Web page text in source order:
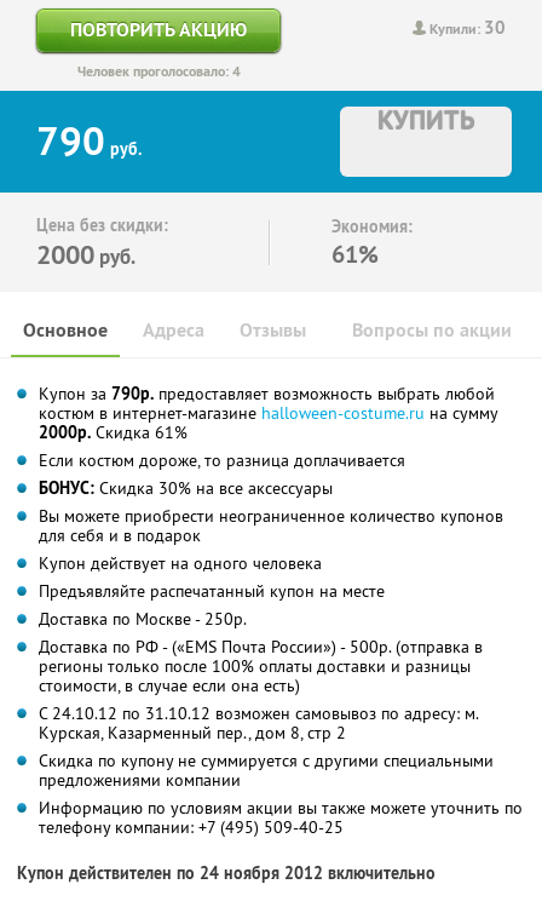
Купили: 30
ПОВТОРИТЬ АКЦИЮ
Человек проголосовало: 4
790 руб.
КУПИТЬ
Цена без скидки:
2000 руб.
Экономия:
61%
Основное Отзывы Вопросы по акции
Адреса
Купон за 790р. предоставляет возможность выбрать любой
костюм в интернет-магазине halloween-costume.ru на сумму
2000р. Скидка 61%
Если костюм дороже, то разница доплачивается
БОНУС: Скидка 30% на все аксессуары
Вы можете приобрести неограниченное количество купонов
для себя и в подарок
Купон действует на одного человека
Предъявляйте распечатанный купон на месте
Доставка по Москве - 250р.
Доставка по РФ - («EMS Почта России») - 500р. (отправка в
регионы только после 100% оплаты доставки и разницы
стоимости, в случае если она есть)
С 24.10.12 по 31.10.12 возможен самовывоз по адресу: м.
Курская, Казарменный пер., дом 8, стр 2
Скидка по купону не суммируется с другими специальными
предложениями компании
Информацию по условиям акции вы также можете уточнить по
телефону компании: +7 (495) 509-40-25
Купон действителен по 24 ноября 2012 включительно